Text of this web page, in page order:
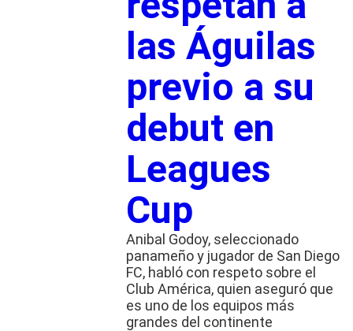
las Águilas
previo a su
debut en
Leagues
Cup
Anibal Godoy, seleccionado
panameño y jugador de San Diego
FC, habló con respeto sobre el
Club América, quien aseguró que
es uno de los equipos más
grandes del continente